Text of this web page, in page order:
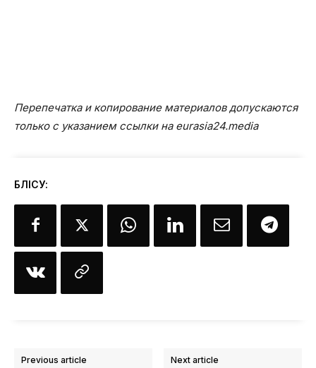
Перепечатка и копирование материалов допускаются
только с указанием ссылки на eurasia24.media
БӨЛІСУ:
Previous article Next article